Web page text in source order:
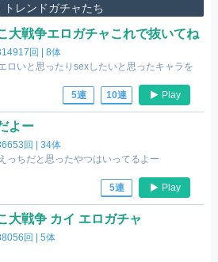
レンドガチャたち
大戦争エロガチャこれで抜いてね
回 |8体
ロいと思ったりsexしたいと思ったキャラを
5連
10連 Play
よー
回 |34体
っちだと思ったやつはいってるよー
5連 Play
大戦争 カイ エロガチャ
回 |5体